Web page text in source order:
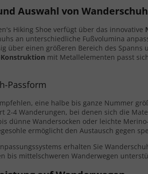
Auswahl von
Hiking Shoe verfügt über das innovative
an unterschiedliche Fußvolumina
über einen größeren Bereich des Spanns
mit Metallelementen passt
Passform
eine halbe bis ganze Nummer
2-4 Wanderungen, bei denen sich die
dünne Wandersocken oder leichte
ermöglicht den Austausch gegen
erhalten Sie
bis mittelschweren Wanderwegen